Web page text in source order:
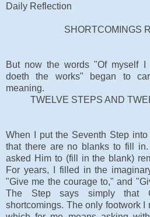
Daily Reflection
SHORTCOMINGS
But now the words "Of myself I
doeth the works" began to
meaning.
TWELVE STEPS AND
When I put the Seventh Step
that there are no blanks to fill
asked Him to (fill in the blank)
For years, I filled in the
"Give me the courage to," and
The Step says simply that
shortcomings. The only footwork I